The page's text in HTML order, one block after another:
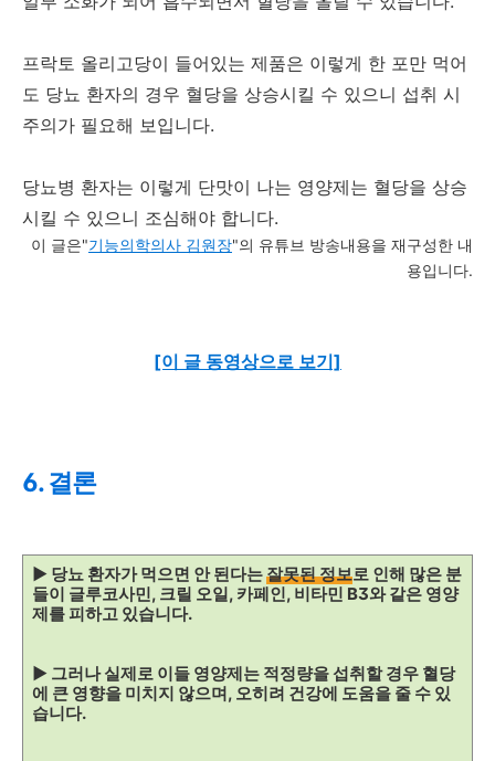
프락토 올리고당이 들어있는 제품은 이렇게 한 포만 먹어
도 당뇨 환자의 경우 혈당을 상승시킬 수 있으니 섭취 시
주의가 필요해 보입니다.
당뇨병 환자는 이렇게 단맛이 나는 영양제는 혈당을 상승
시킬 수 있으니 조심해야 합니다.
이 글은"기능의학의사 김원장"의 유튜브 방송내용을 재구성한 내
용입니다.
[이 글 동영상으로 보기]
6. 결론
▶ 당뇨 환자가 먹으면 안 된다는잘못된 정보로 인해 많은 분
들이 글루코사민, 크릴 오일, 카페인, 비타민 B3와 같은 영양
제를 피하고 있습니다.
▶ 그러나 실제로 이들 영양제는 적정량을 섭취할 경우 혈당
에 큰 영향을 미치지 않으며, 오히려 건강에 도움을 줄 수 있
습니다.